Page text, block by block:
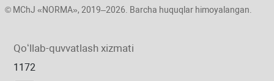
© MChJ «NORMA», 2019–2026. Barcha huquqlar himoyalangan.
Qoʻllab-quvvatlash хizmati
1172